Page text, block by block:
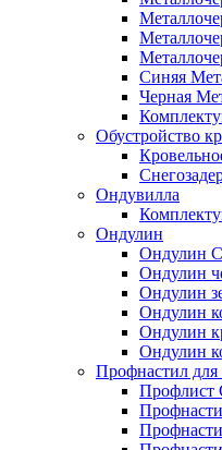
Синяя
Черная
Обустройство
Ондувилла
Ондулин
Ондулин
Ондулин
Ондулин
Ондулин
Ондулин
Ондулин
Профнастил
Профлист